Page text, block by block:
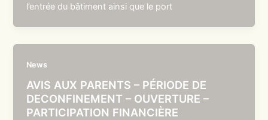
l’entrée du bâtiment ainsi que le port
News
AVIS AUX PARENTS – PÉRIODE DE
DECONFINEMENT – OUVERTURE –
PARTICIPATION FINANCIÈRE